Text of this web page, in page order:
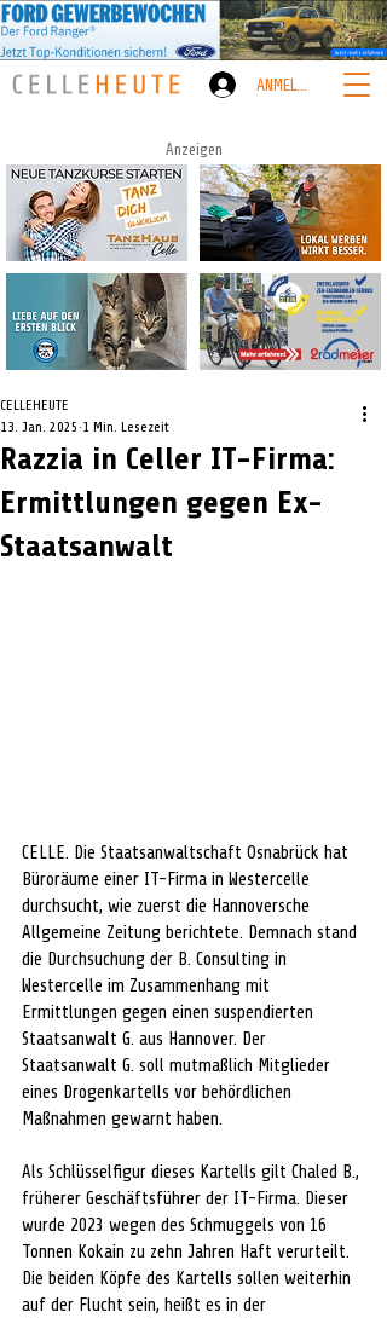
ANMELDEN
Anzeigen
Razzia in Celler IT-Firma:
Ermittlungen gegen Ex-
Staatsanwalt
CELLEHEUTE
13. Jan. 2025 1 Min. Lesezeit
CELLE. Die Staatsanwaltschaft Osnabrück hat
Büroräume einer IT-Firma in Westercelle
durchsucht, wie zuerst die Hannoversche
Allgemeine Zeitung berichtete. Demnach stand
die Durchsuchung der B. Consulting in
Westercelle im Zusammenhang mit
Ermittlungen gegen einen suspendierten
Staatsanwalt G. aus Hannover. Der
Staatsanwalt G. soll mutmaßlich Mitglieder
eines Drogenkartells vor behördlichen
Maßnahmen gewarnt haben.
Als Schlüsselfigur dieses Kartells gilt Chaled B.,
früherer Geschäftsführer der IT-Firma. Dieser
wurde 2023 wegen des Schmuggels von 16
Tonnen Kokain zu zehn Jahren Haft verurteilt.
Die beiden Köpfe des Kartells sollen weiterhin
auf der Flucht sein, heißt es in der